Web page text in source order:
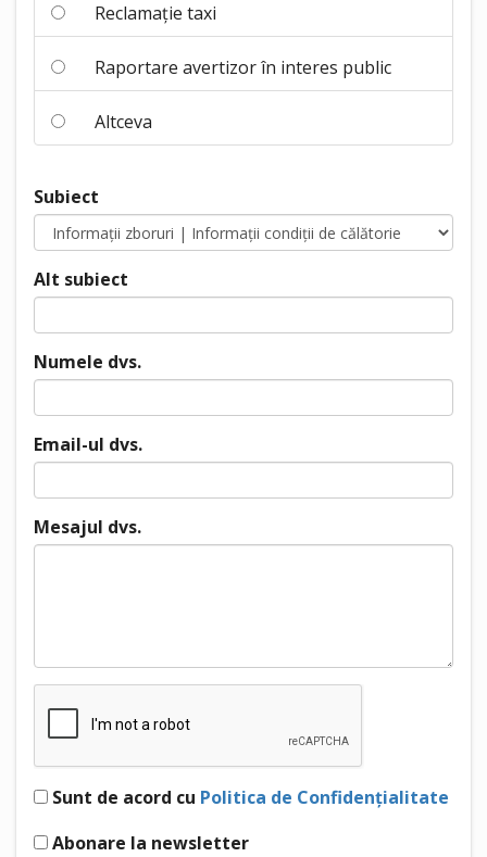
Reclamație taxi
Raportare avertizor în interes public
Altceva
Subiect
Alt subiect
Numele dvs.
Email-ul dvs.
Mesajul dvs.
Sunt de acord cu Politica de Confidențialitate
Abonare la newsletter